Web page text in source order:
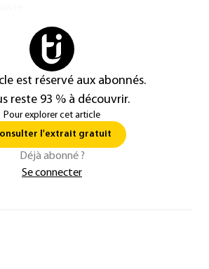
est réservé aux abonnés.
reste 93 % à découvrir.
Pour explorer cet article
l'extrait gratuit
Déjà abonné ?
Se connecter